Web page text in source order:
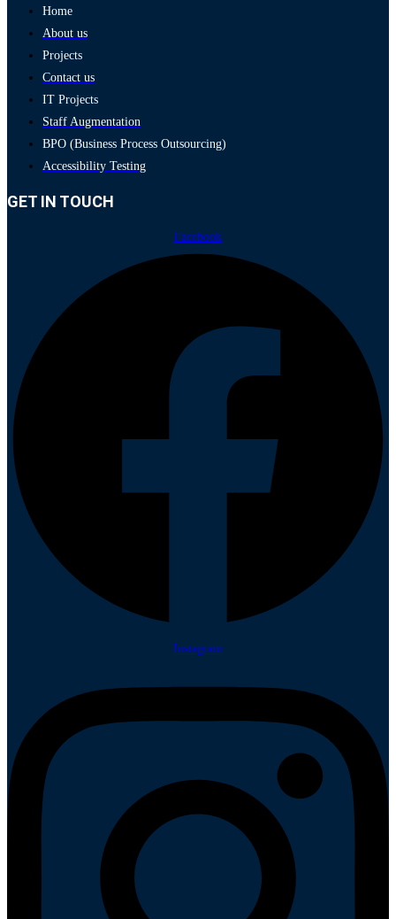
Home
About us
Projects
Contact us
IT Projects
Staff Augmentation
BPO (Business Process Outsourcing)
Accessibility Testing
GET IN TOUCH
Facebook
Instagram